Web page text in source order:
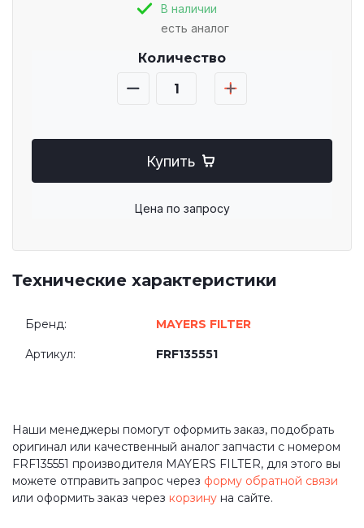
В наличии
есть аналог
Количество
Купить
Цена по запросу
Технические характеристики
Бренд: MAYERS FILTER
Артикул: FRF135551
Наши менеджеры помогут оформить заказ, подобрать
оригинал или качественный аналог запчасти с номером
FRF135551 производителя MAYERS FILTER, для этого вы
можете отправить запрос через форму обратной связи
или оформить заказ через корзину на сайте.